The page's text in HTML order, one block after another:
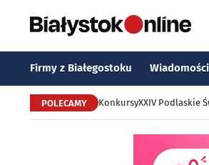
Firmy z Białegostoku Wiadomości
POLECAMY KonkursyXXIV Podlaskie